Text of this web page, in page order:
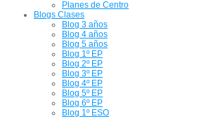
Planes de Centro
Blogs Clases
Blog 3 años
Blog 4 años
Blog 5 años
Blog 1º EP
Blog 2º EP
Blog 3º EP
Blog 4º EP
Blog 5º EP
Blog 6º EP
Blog 1º ESO